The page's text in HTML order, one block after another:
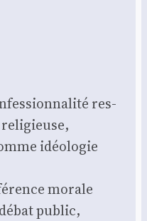
res­
idéo­lo­gie
morale
public,